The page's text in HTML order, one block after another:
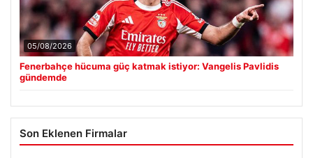
05/08/2026
Fenerbahçe hücuma güç katmak istiyor: Vangelis Pavlidis
gündemde
Son Eklenen Firmalar